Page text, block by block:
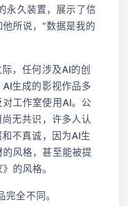
永久装置，展示了信
所说，“数据是我的
，任何涉及AI的创
生成的影视作品多
工作室使用AI。公
无共识，许多人认
不真诚，因为AI生
风格，甚至能被提
的风格。
全不同。